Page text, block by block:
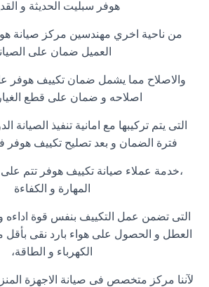
هوفر سبليت الحديثة و
من ناحية اخري مهندسين مركز صيانة
العميل ضمان على
والاصلاح مما يشمل ضمان تكييف هوفر
اصلاحه و ضمان على قطع
التى يتم تركيبها مع امانية تنفيذ الصيانة
فترة الضمان و بعد تصليح تكييف هوفر
،خدمة عملاء صيانة تكييف هوفر تتم
المهارة و الكفاءة
التى تضمن عمل التكييف بنفس قوة اداءه
العطل و الحصول على هواء بارد نقى
الكهرباء و الطاقة،
لآننا مركز متخصص فى صيانة الاجهزة